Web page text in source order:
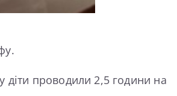
діти проводили 2,5 години на